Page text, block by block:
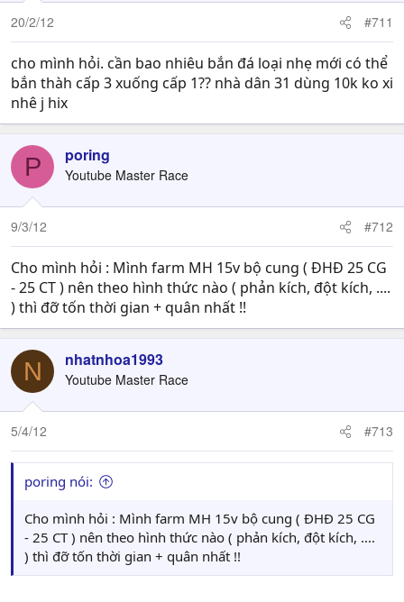
20/2/12 #711
cho mình hỏi. cần bao nhiêu bắn đá loại nhẹ mới có thể
bắn thàh cấp 3 xuống cấp 1?? nhà dân 31 dùng 10k ko xi
nhê j hix
P poring
Youtube Master Race
9/3/12 #712
Cho mình hỏi : Mình farm MH 15v bộ cung ( ĐHĐ 25 CG
- 25 CT ) nên theo hình thức nào ( phản kích, đột kích, ....
) thì đỡ tốn thời gian + quân nhất !!
N nhatnhoa1993
Youtube Master Race
5/4/12 #713
poring nói:
Cho mình hỏi : Mình farm MH 15v bộ cung ( ĐHĐ 25 CG
- 25 CT ) nên theo hình thức nào ( phản kích, đột kích, ....
) thì đỡ tốn thời gian + quân nhất !!